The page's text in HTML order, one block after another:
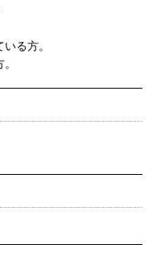
る方。